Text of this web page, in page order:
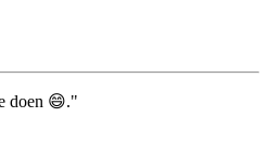
doen 😄."